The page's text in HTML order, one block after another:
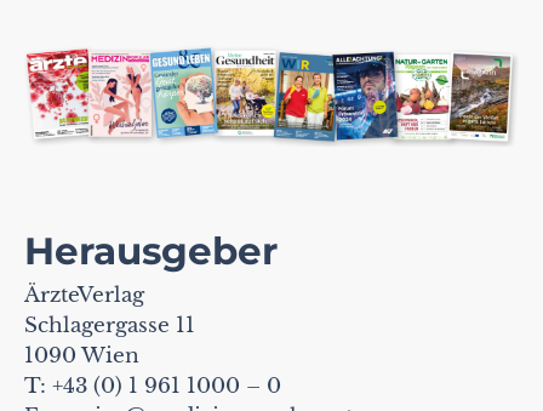
Herausgeber
ÄrzteVerlag
Schlagergasse 11
1090 Wien
T: +43 (0) 1 961 1000 – 0